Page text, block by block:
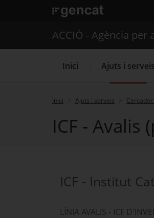
. Obre en una nova finestra.
Serveis
ACCIÓ - Agència
Inici Ajuts i serveis
Inici Ajuts i serveis
ICF - Avalis
ICF - Institut
LÍNIA AVALIS - ICF